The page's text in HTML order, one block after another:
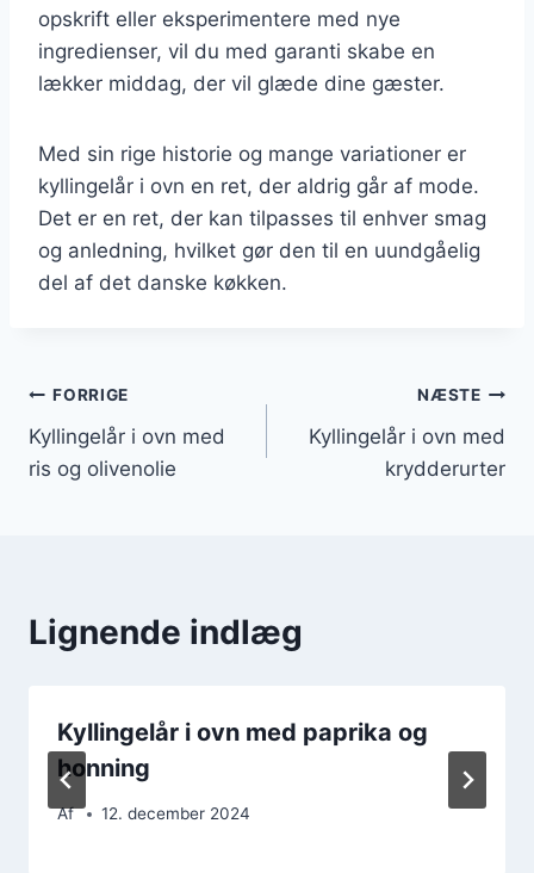
opskrift eller eksperimentere med nye
ingredienser, vil du med garanti skabe en
lækker middag, der vil glæde dine gæster.
Med sin rige historie og mange variationer er
kyllingelår i ovn en ret, der aldrig går af mode.
Det er en ret, der kan tilpasses til enhver smag
og anledning, hvilket gør den til en uundgåelig
del af det danske køkken.
Indlægsnavigation
FORRIGE
Kyllingelår i ovn med
ris og olivenolie
NÆSTE
Kyllingelår i ovn med
krydderurter
Lignende indlæg
Kyllingelår i ovn med paprika og
honning
Af 12. december 2024